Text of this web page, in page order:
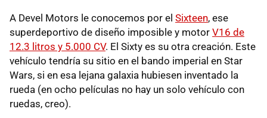
A Devel Motors le conocemos por el Sixteen, ese
superdeportivo de diseño imposible y motor V16 de
12.3 litros y 5.000 CV. El Sixty es su otra creación. Este
vehículo tendría su sitio en el bando imperial en Star
Wars, si en esa lejana galaxia hubiesen inventado la
rueda (en ocho películas no hay un solo vehículo con
ruedas, creo).